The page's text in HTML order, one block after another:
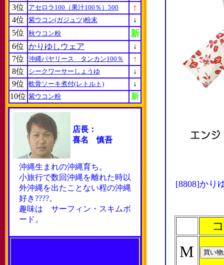
3位
アセロラ100（果汁100％）500 ↑
4位 紫ウコン(ガジュツ)粉末
↓
5位
秋ウコン粉 新
6位 かりゆしウェア
↓
7位
沖縄バヤリース タンカン100％
↑
8位
シークワーサーしょうゆ
↓
9位
軟骨ソーキ煮付(レトルト)
↓
10位 紫ウコン粉 新
店長：
喜名 慎吾
沖縄生まれの沖縄育ち。
小旅行で数回沖縄を離れた時以
外沖縄を出たことない程の沖縄
好き????。
趣味は サーフィン・スキムボ
ード。
[8808]か
M